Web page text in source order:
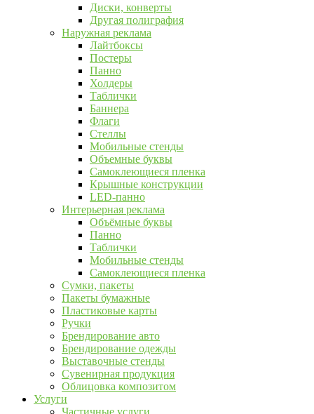
Диски, конверты
Другая полиграфия
Наружная реклама
Лайтбоксы
Постеры
Панно
Холдеры
Таблички
Баннера
Флаги
Стеллы
Мобильные стенды
Объемные буквы
Самоклеющиеся пленка
Крышные конструкции
LED-панно
Интерьерная реклама
Объёмные буквы
Панно
Таблички
Мобильные стенды
Самоклеющиеся пленка
Сумки, пакеты
Пакеты бумажные
Пластиковые карты
Ручки
Брендирование авто
Брендирование одежды
Выставочные стенды
Сувенирная продукция
Облицовка композитом
Услуги
Частичные услуги